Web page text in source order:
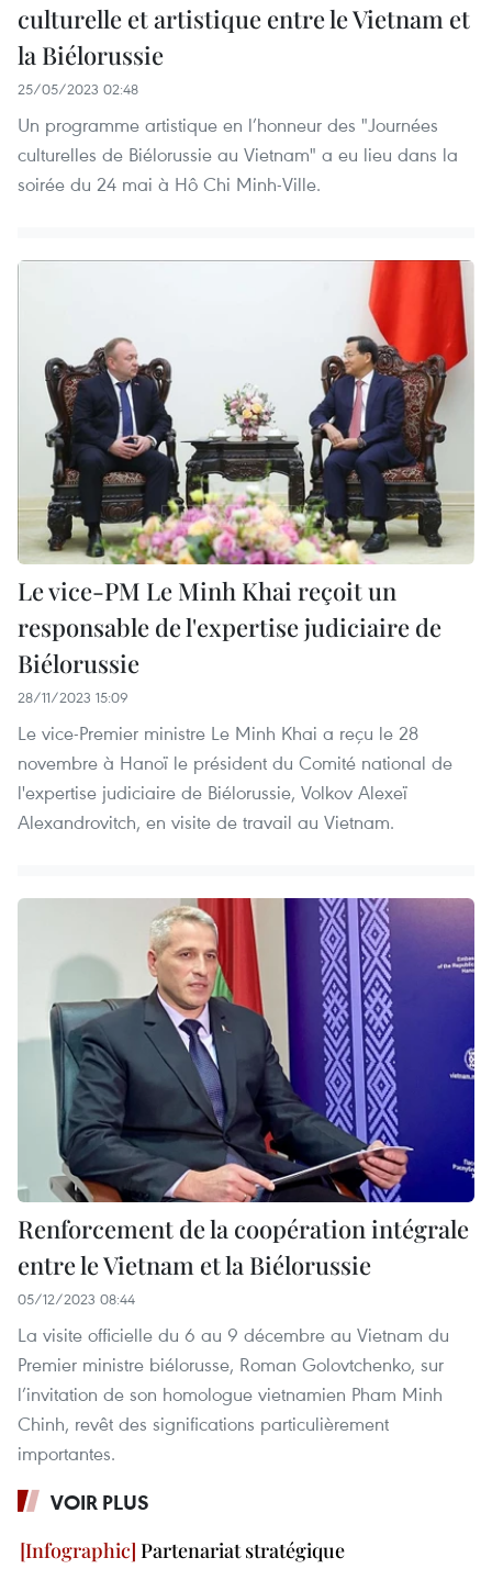
culturelle et artistique entre le Vietnam et
la Biélorussie
25/05/2023 02:48
Un programme artistique en l’honneur des "Journées
culturelles de Biélorussie au Vietnam" a eu lieu dans la
soirée du 24 mai à Hô Chi Minh-Ville.
Le vice-PM Le Minh Khai reçoit un
responsable de l'expertise judiciaire de
Biélorussie
28/11/2023 15:09
Le vice-Premier ministre Le Minh Khai a reçu le 28
novembre à Hanoï le président du Comité national de
l'expertise judiciaire de Biélorussie, Volkov Alexeï
Alexandrovitch, en visite de travail au Vietnam.
Renforcement de la coopération intégrale
entre le Vietnam et la Biélorussie
05/12/2023 08:44
La visite officielle du 6 au 9 décembre au Vietnam du
Premier ministre biélorusse, Roman Golovtchenko, sur
l’invitation de son homologue vietnamien Pham Minh
Chinh, revêt des significations particulièrement
importantes.
VOIR PLUS
Partenariat stratégique